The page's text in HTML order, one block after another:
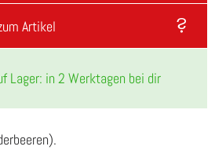
Artikel
Lager: in 2 Werktagen bei dir